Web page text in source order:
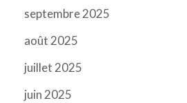
septembre 2025
août 2025
juillet 2025
juin 2025